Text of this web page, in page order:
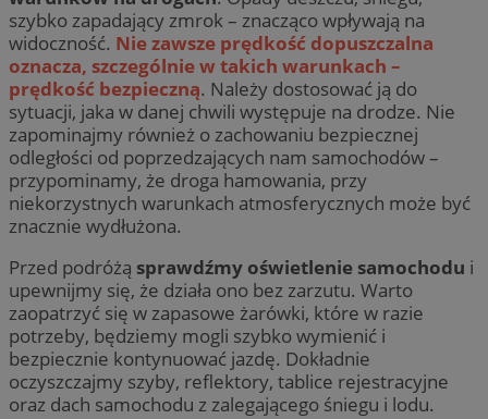
szybko zapadający zmrok – znacząco wpływają na
widoczność. Nie zawsze prędkość dopuszczalna
oznacza, szczególnie w takich warunkach –
prędkość bezpieczną. Należy dostosować ją do
sytuacji, jaka w danej chwili występuje na drodze. Nie
zapominajmy również o zachowaniu bezpiecznej
odległości od poprzedzających nam samochodów –
przypominamy, że droga hamowania, przy
niekorzystnych warunkach atmosferycznych może być
znacznie wydłużona.
Przed podróżą sprawdźmy oświetlenie samochodu i
upewnijmy się, że działa ono bez zarzutu. Warto
zaopatrzyć się w zapasowe żarówki, które w razie
potrzeby, będziemy mogli szybko wymienić i
bezpiecznie kontynuować jazdę. Dokładnie
oczyszczajmy szyby, reflektory, tablice rejestracyjne
oraz dach samochodu z zalegającego śniegu i lodu.